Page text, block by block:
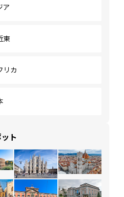
ア
東
リカ
ト